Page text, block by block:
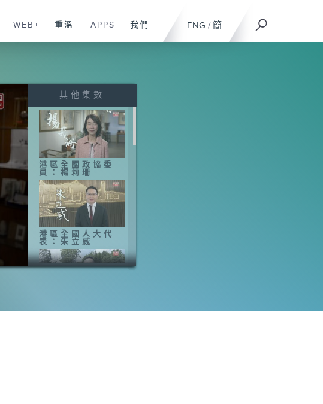
ENG / 簡
WEB+ 重溫 APPS 我們
其他集數
港區全國政協委
員：楊莉珊
港區全國人大代
表：朱立威
員：林詩鍵